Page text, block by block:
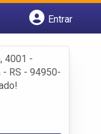
Entrar
4001 -
- RS - 94950-